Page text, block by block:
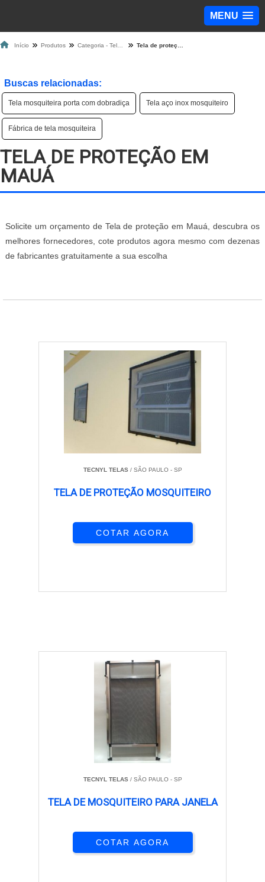
MENU
Início Produtos
Buscas relacionadas:
Tela mosquiteira porta com dobradiça Tela aço inox mosquiteiro
Fábrica de tela mosquiteira
TELA DE PROTEÇÃO EM
MAUÁ
Solicite um orçamento de Tela de proteção em Mauá, descubra os
melhores fornecedores, cote produtos agora mesmo com dezenas
de fabricantes gratuitamente a sua escolha
TECNYL TELAS/ SÃO PAULO - SP
TELA DE PROTEÇÃO MOSQUITEIRO
COTAR AGORA
TECNYL TELAS/ SÃO PAULO - SP
TELA DE MOSQUITEIRO PARA JANELA
COTAR AGORA